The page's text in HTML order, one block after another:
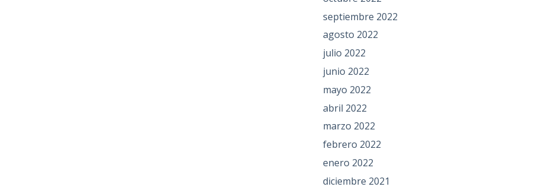
septiembre 2022
agosto 2022
julio 2022
junio 2022
mayo 2022
abril 2022
marzo 2022
febrero 2022
enero 2022
diciembre 2021